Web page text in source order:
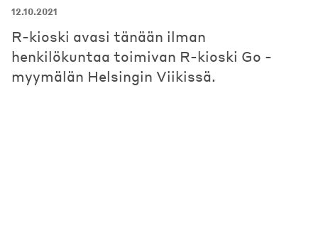
12.10.2021
R-kioski avasi tänään ilman
henkilökuntaa toimivan R-kioski Go -
myymälän Helsingin Viikissä.